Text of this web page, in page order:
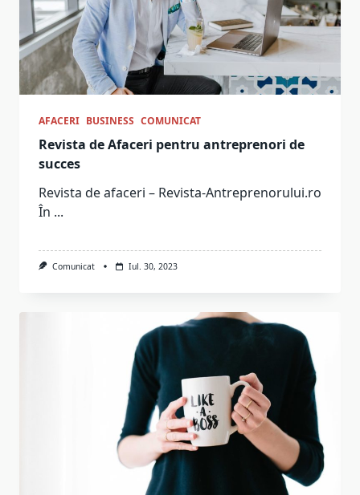
AFACERI BUSINESS COMUNICAT
Revista de Afaceri pentru antreprenori de
succes
Revista de afaceri – Revista-Antreprenorului.ro
În ...
Comunicat Iul. 30, 2023